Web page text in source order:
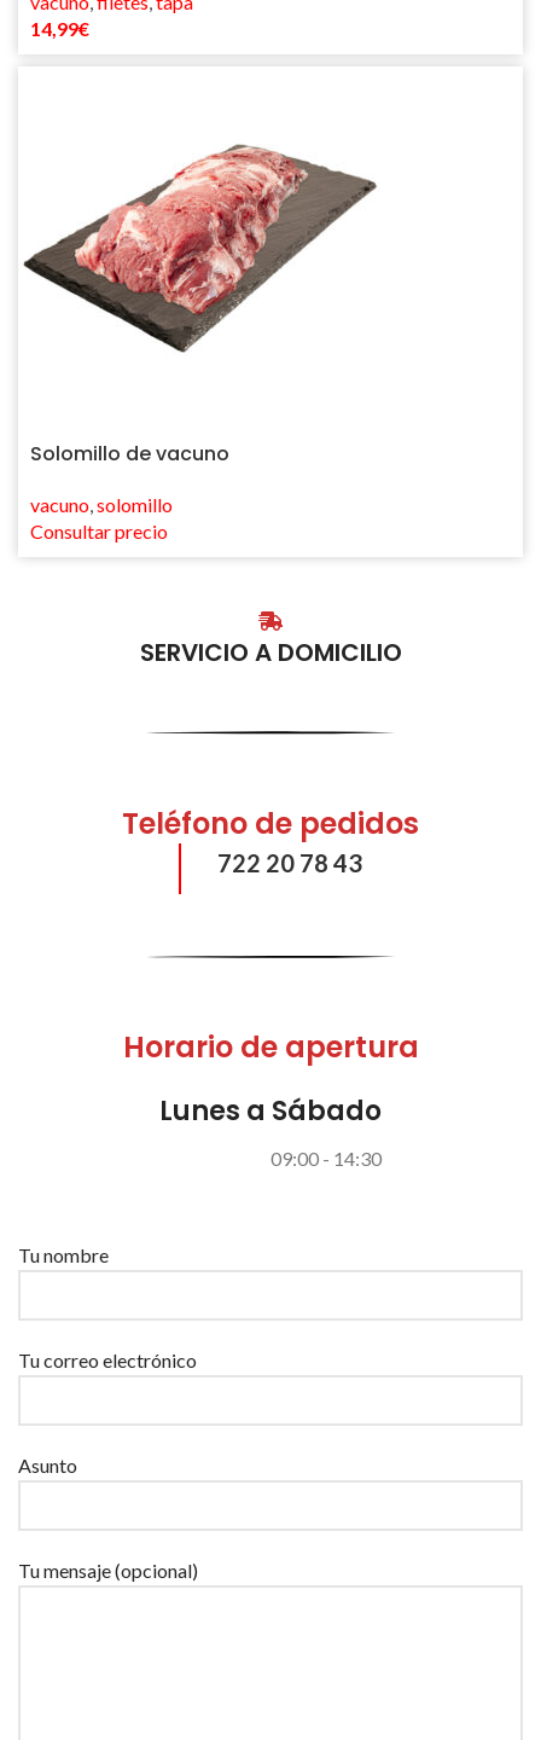
14,99€
Solomillo de vacuno
vacuno,solomillo
Consultar precio
SERVICIO A DOMICILIO
Teléfono de pedidos
722 20 78 43
Horario de apertura
Lunes a Sábado
09:00 - 14:30
Tu nombre
Tu correo electrónico
Asunto
Tu mensaje (opcional)